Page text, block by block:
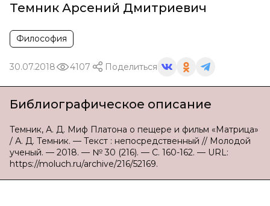
Темник Арсений Дмитриевич
Философия
30.07.2018 4107 Поделиться
Библиографическое описание
Темник, А. Д. Миф Платона о пещере и фильм «Матрица»
/ А. Д. Темник. — Текст : непосредственный // Молодой
ученый. — 2018. — № 30 (216). — С. 160-162. — URL:
https://moluch.ru/archive/216/52169.